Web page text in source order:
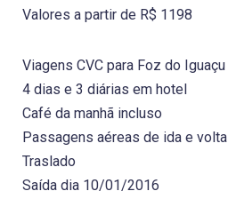
Valores a partir de R$ 1198
Viagens CVC para Foz do Iguaçu
4 dias e 3 diárias em hotel
Café da manhã incluso
Passagens aéreas de ida e volta
Traslado
Saída dia 10/01/2016